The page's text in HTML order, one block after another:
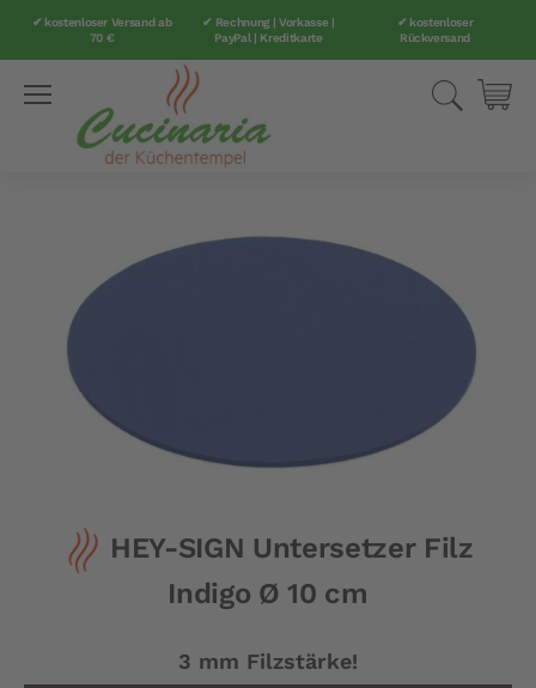
✔ kostenloser Versand ab
70 €
✔ Rechnung | Vorkasse |
PayPal | Kreditkarte
✔ kostenloser
Rückversand
Suche
Anfang
HEY-SIGN Untersetzer Filz
Indigo Ø 10 cm
3 mm Filzstärke!